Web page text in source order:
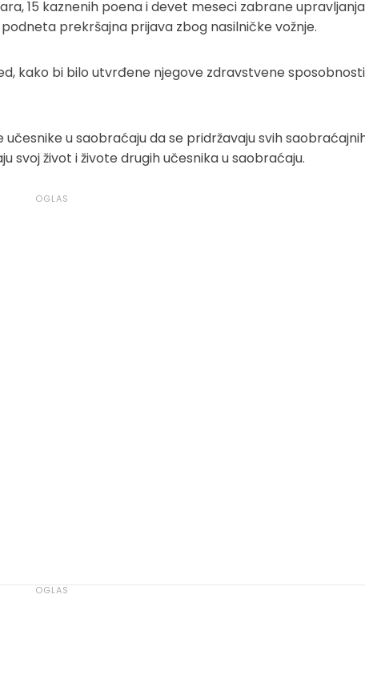
15 kaznenih poena i devet meseci zabrane upravljanja
prekršajna prijava zbog nasilničke vožnje.
kako bi bilo utvrđene njegove zdravstvene
u saobraćaju da se pridržavaju svih
svoj život i živote drugih učesnika u saobraćaju.